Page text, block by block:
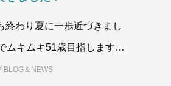
終わり夏に一歩近づきまし
ムキムキ51歳目指します！
BLOG＆NEWS